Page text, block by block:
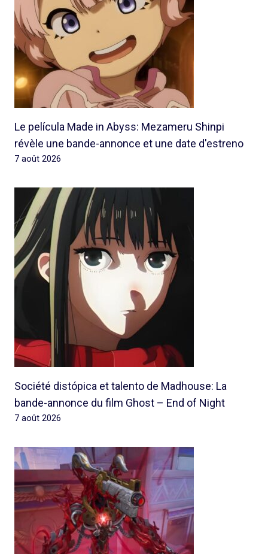
Le película Made in Abyss: Mezameru Shinpi
révèle une bande-annonce et une date d'estreno
7 août 2026
Société distópica et talento de Madhouse: La
bande-annonce du film Ghost – End of Night
7 août 2026